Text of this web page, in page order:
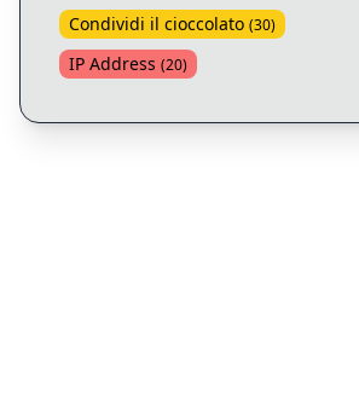
Condividi il cioccolato (30)
IP Address (20)